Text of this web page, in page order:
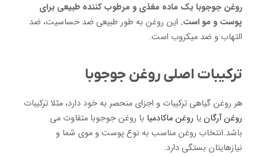
روغن جوجوبا یک ماده مغذی و مرطوب کننده طبیعی برای
پوست و مو است. این روغن به طور طبیعی ضد حساسیت، ضد
التهاب و ضد میکروب است.
ترکیبات اصلی روغن جوجوبا
هر روغن گیاهی ترکیبات و اجزای منحصر به خود دارد، مثلا ترکیبات
روغن آرگانیا روغن ماکادمیا با روغن جوجوبا متفاوت می
باشد.انتخاب روغن مناسب به نوع پوست و موی شما و
نیازهایتان بستگی دارد.